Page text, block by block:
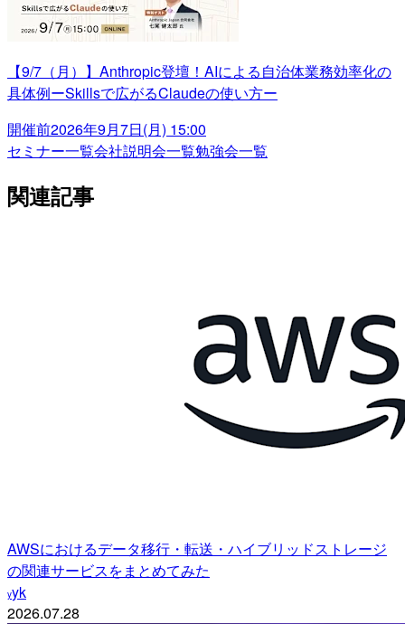
【9/7（月）】Anthropic登壇！AIによる自治体業務効率化の
具体例ーSkillsで広がるClaudeの使い方ー
開催前2026年9月7日(月) 15:00
セミナー一覧会社説明会一覧勉強会一覧
関連記事
AWSにおけるデータ移行・転送・ハイブリッドストレージ
の関連サービスをまとめてみた
yyk
2026.07.28